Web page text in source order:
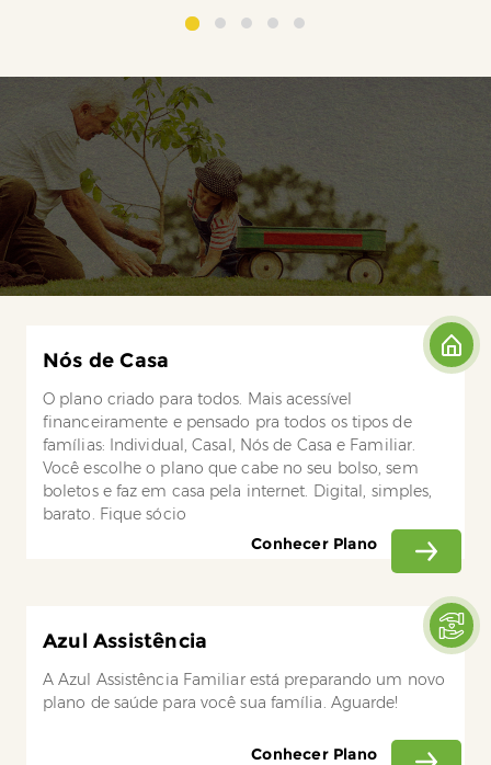
Nós de Casa
O plano criado para todos. Mais acessível
financeiramente e pensado pra todos os tipos de
famílias: Individual, Casal, Nós de Casa e Familiar.
Você escolhe o plano que cabe no seu bolso, sem
boletos e faz em casa pela internet. Digital, simples,
barato. Fique sócio
Conhecer Plano
Azul Assistência
A Azul Assistência Familiar está preparando um novo
plano de saúde para você sua família. Aguarde!
Conhecer Plano